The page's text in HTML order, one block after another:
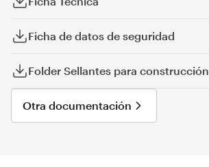
Ficha de datos de seguridad
Folder Sellantes para construcción
Otra documentación